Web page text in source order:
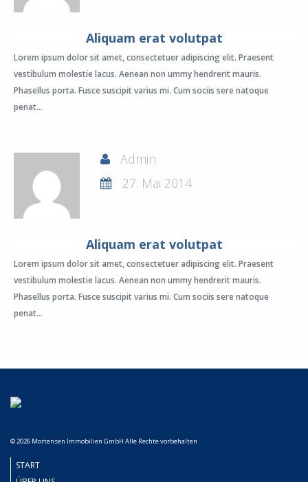
Aliquam erat volutpat
Lorem ipsum dolor sit amet, consectetuer adipiscing elit. Praesent
vestibulum molestie lacus. Aenean non ummy hendrerit mauris.
Phasellus porta. Fusce suscipit varius mi. Cum sociis sere natoque
penat...
Admin
27. Mai 2014
Aliquam erat volutpat
Lorem ipsum dolor sit amet, consectetuer adipiscing elit. Praesent
vestibulum molestie lacus. Aenean non ummy hendrerit mauris.
Phasellus porta. Fusce suscipit varius mi. Cum sociis sere natoque
penat...
© 2026 Mortensen Immobilien GmbH Alle Rechte vorbehalten
START